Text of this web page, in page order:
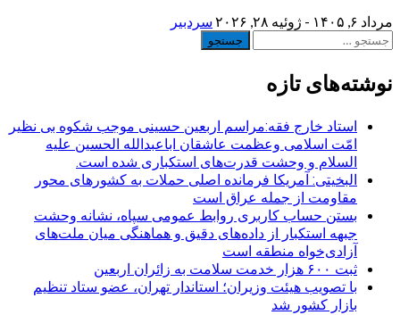
مرداد ۶, ۱۴۰۵ - ژوئیه ۲۸, ۲۰۲۶
سردبیر
جستجو
نوشته‌های تازه
استاد خارج فقه:مراسم اربعین حسینی موجب شکوه بی نظیر
امّت اسلامی وعظمت عاشقان اباعبدالله الحسین علیه
السلام و وحشت قدرت‌های استکباری شده است.
البخیتی: آمریکا فرمانده اصلی حملات به کشورهای محور
مقاومت از جمله عراق است
بستن حساب کاربری روابط عمومی سپاه، نشانه‌ وحشت
جبهه استکبار از داده‌های دقیق و هماهنگی میان ملت‌های
آزادی‌خواه منطقه است
ثبت ۶۰۰ هزار خدمت سلامت به زائران اربعین
با تصویب هیئت وزیران؛ استاندار تهران، عضو ستاد تنظیم
بازار کشور شد